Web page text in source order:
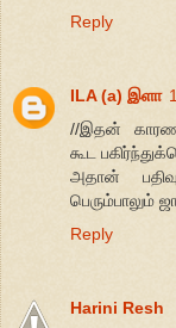
Reply
ILA (a) இளா
//இதன்
கூட
அதான்
பெரும்பாலும்
Reply
Harini Resh